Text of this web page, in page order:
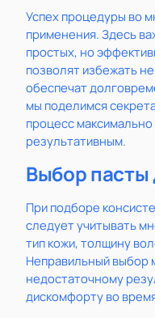
Успех процедуры во
применения. Здесь
простых, но
позволят избежать
обеспечат
мы поделимся
процесс
результативным.
Выбор пасты
При подборе
следует учитывать
тип кожи, толщину
Неправильный выбор
недостаточному
дискомфорту во